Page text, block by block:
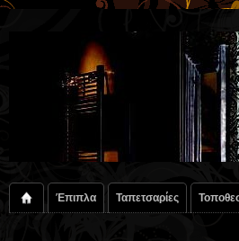
Έπιπλα Ταπετσαρίες